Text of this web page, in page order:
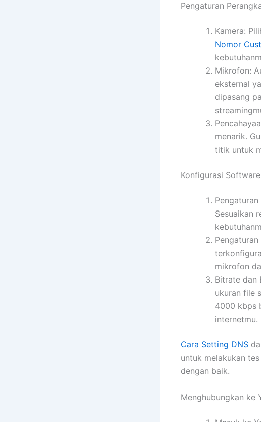
Pengaturan
Kamera:
Nomor
Mikrofon:
eksternal
dipasang
menarik.
titik untuk
Konfigurasi
Pengaturan
Sesuaikan
mikrofon
Bitrate dan
ukuran file
4000 kbps
internetmu.
Cara Setting DNS
untuk melakukan
dengan baik.
Menghubungkan ke